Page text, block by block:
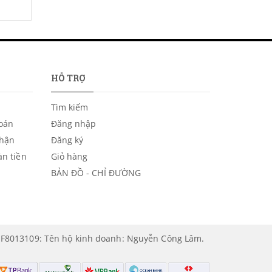
tiền
HỖ TRỢ
Tìm kiếm
Đăng nhập
Đăng ký
Giỏ hàng
BẢN ĐỒ - CHỈ ĐƯỜNG
Tên hộ kinh doanh: Nguyễn Công Lâm.